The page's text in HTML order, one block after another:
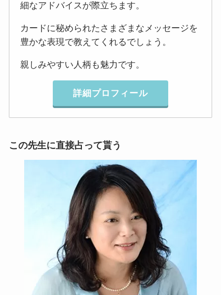
細なアドバイスが際立ちます。
カードに秘められたさまざまなメッセージを
豊かな表現で教えてくれるでしょう。
親しみやすい人柄も魅力です。
詳細プロフィール
この先生に直接占って貰う